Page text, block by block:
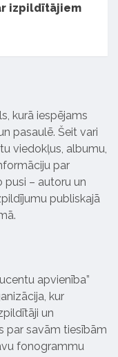
izpildītājiem
kurā iespējams
pasaulē. Šeit vari
viedokļus, albumu,
par
pusi – autoru un
publiskajā
apvienība”
kur
un
par savām tiesībām
fonogrammu